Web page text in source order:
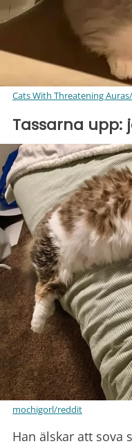
Cats With Threatening
Tassarna upp:
mochigorl/reddit
Han älskar att sova